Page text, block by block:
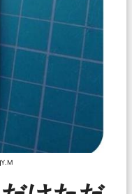
Y.M